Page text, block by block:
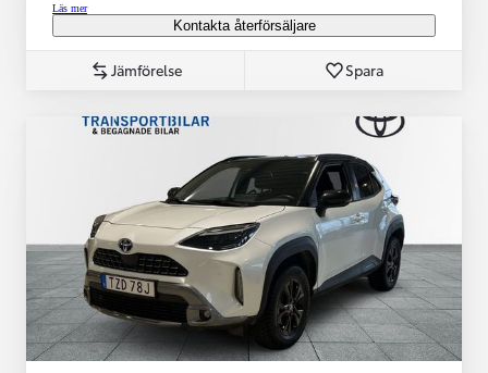
Läs mer
Kontakta återförsäljare
Jämförelse Spara